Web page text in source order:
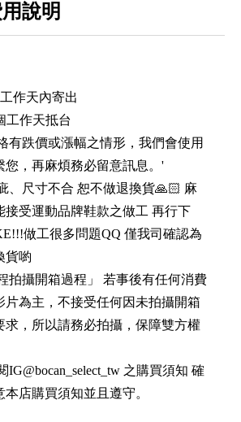
說明
作天內寄出
工作天抵台
有跌價或漲幅之情形，我們會使用
您，再麻煩務必留意訊息。'
、尺寸不合 恕不做退換貨🙏🏻 麻
接受運動品牌鞋款之做工 再行下
做工很多問題QQ 僅我司確認為
貨喲
拍攝開箱過程」 若事後有任何消費
片為主，不接受任何因未拍攝開箱
求，所以請務必拍攝，保障雙方權
之購買須知 確
店購買須知並且遵守。